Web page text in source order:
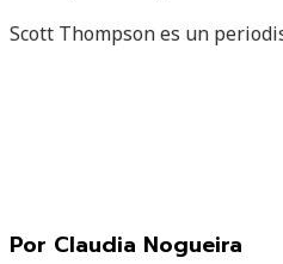
Scott Thompson es un
Por Claudia Nogueira